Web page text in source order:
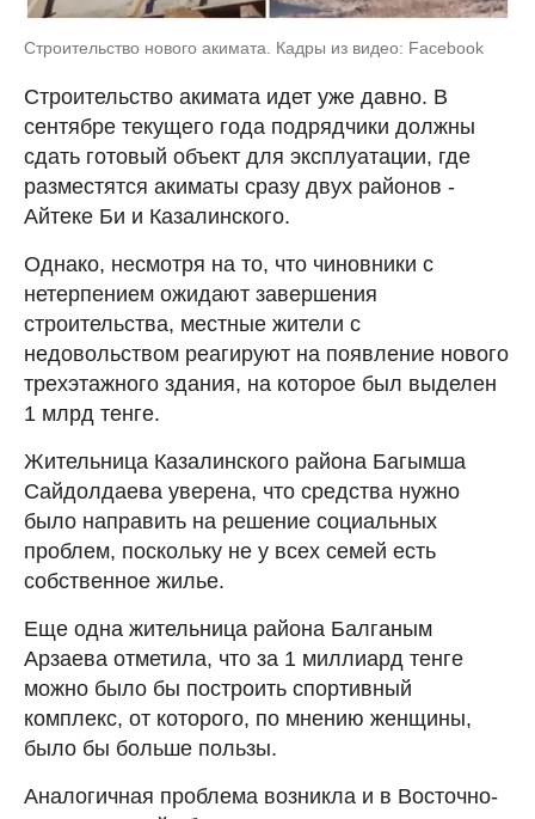
Строительство нового акимата. Кадры из видео: Facebook
Строительство акимата идет уже давно. В
сентябре текущего года подрядчики должны
сдать готовый объект для эксплуатации, где
разместятся акиматы сразу двух районов -
Айтеке Би и Казалинского.
Однако, несмотря на то, что чиновники с
нетерпением ожидают завершения
строительства, местные жители с
недовольством реагируют на появление нового
трехэтажного здания, на которое был выделен
1 млрд тенге.
Жительница Казалинского района Багымша
Сайдолдаева уверена, что средства нужно
было направить на решение социальных
проблем, поскольку не у всех семей есть
собственное жилье.
Еще одна жительница района Балганым
Арзаева отметила, что за 1 миллиард тенге
можно было бы построить спортивный
комплекс, от которого, по мнению женщины,
было бы больше пользы.
Аналогичная проблема возникла и в Восточно-